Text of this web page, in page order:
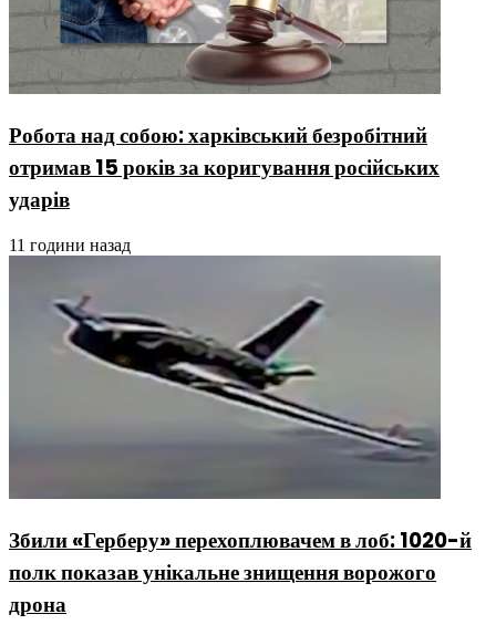
Робота над собою: харківський безробітний
отримав 15 років за коригування російських
ударів
11 години назад
Збили «Герберу» перехоплювачем в лоб: 1020-й
полк показав унікальне знищення ворожого
дрона